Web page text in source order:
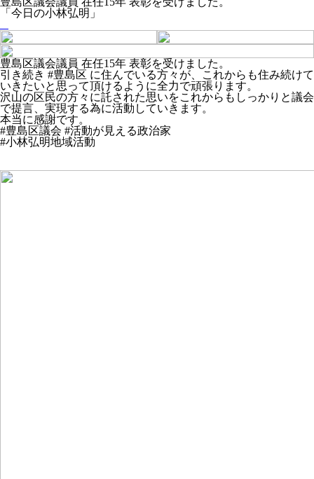
「今日の小林弘明」
豊島区議会議員 在任15年 表彰を受けました。
引き続き #豊島区 に住んでいる方々が、これからも住み続けて
いきたいと思って頂けるように全力で頑張ります。
沢山の区民の方々に託された思いをこれからもしっかりと議会
で提言、実現する為に活動していきます。
本当に感謝です。
#豊島区議会 #活動が見える政治家
#小林弘明地域活動